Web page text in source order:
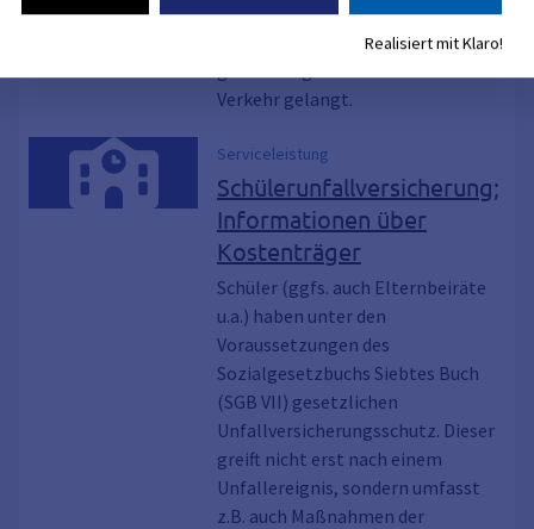
Fleischuntersuchung soll
sichergestellt werden, dass nur
Verkehr gelangt.
Serviceleistung
Schülerunfallversicherung;
Informationen über
Kostenträger
Schüler (ggfs. auch Elternbeiräte
u.a.) haben unter den
Voraussetzungen des
Sozialgesetzbuchs Siebtes Buch
(SGB VII) gesetzlichen
Unfallversicherungsschutz. Dieser
greift nicht erst nach einem
Unfallereignis, sondern umfasst
z.B. auch Maßnahmen der
Realisiert mit Klaro!